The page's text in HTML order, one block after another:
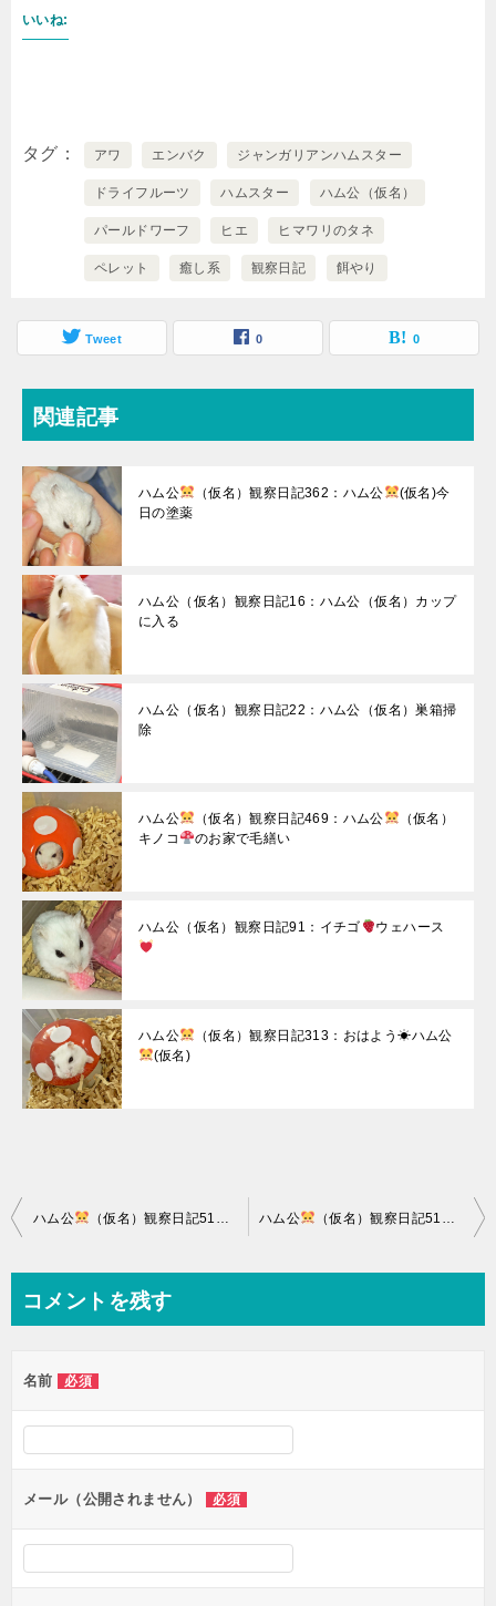
いいね:
タグ アワ エンバク ジャンガリアンハムスター
ドライフルーツ ハムスター ハム公（仮名）
パールドワーフ ヒエ ヒマワリのタネ
ペレット 癒し系 観察日記 餌やり
Tweet 0 0
関連記事
ハム公 （仮名）観察日記362：ハム公
(仮名)今
日の塗薬
ハム公（仮名）観察日記16：ハム公（仮名）カップ
に入る
ハム公（仮名）観察日記22：ハム公（仮名）巣箱掃
除
ハム公 （仮名）観察日記469：ハム公
（仮名）
キノコ
のお家で毛繕い
ハム公（仮名）観察日記91：イチゴ ウェハース
ハム公
（仮名）観察日記313：おはよう☀ハム公
(仮名)
投
ビ
ー
シ
ン
ハム公 （仮名）観察日記513：ハム公 （仮名）イチゴウェハースを貰
ハム公 （仮名）観察日記515：ハム公
コメントを残す
名前 必須
メール（公開されません） 必須